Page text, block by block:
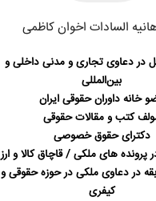
السادات اخوان کاظمی
در دعاوی تجاری و مدنی داخلی و
بین‌المللی
خانه داوران حقوقی ایران
کتب و مقالات حقوقی
دکترای حقوق خصوصی
های ملکی / قاچاق کالا و ارز
در دعاوی ملکی در حوزه حقوقی و
کیفری